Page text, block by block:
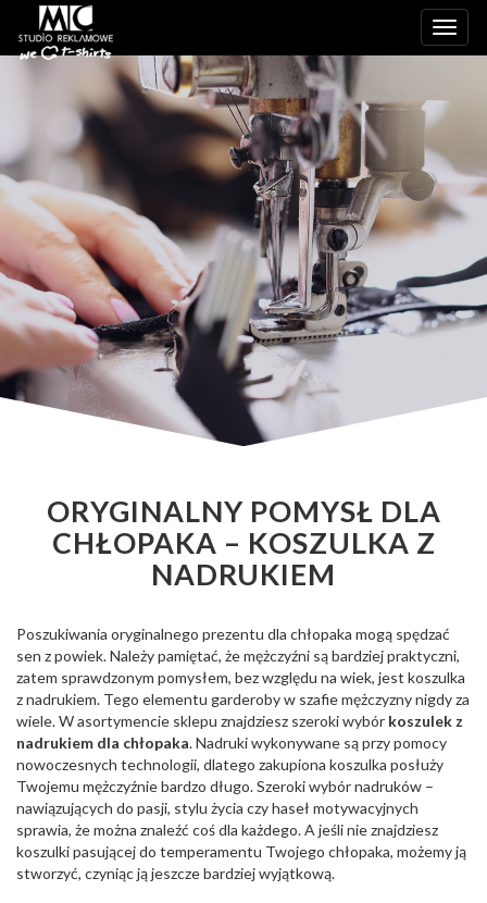
ORYGINALNY POMYSŁ DLA
CHŁOPAKA – KOSZULKA Z
NADRUKIEM
Poszukiwania oryginalnego prezentu dla chłopaka mogą spędzać
sen z powiek. Należy pamiętać, że mężczyźni są bardziej praktyczni,
zatem sprawdzonym pomysłem, bez względu na wiek, jest koszulka
z nadrukiem. Tego elementu garderoby w szafie mężczyzny nigdy za
wiele. W asortymencie sklepu znajdziesz szeroki wybór koszulek z
nadrukiem dla chłopaka. Nadruki wykonywane są przy pomocy
nowoczesnych technologii, dlatego zakupiona koszulka posłuży
Twojemu mężczyźnie bardzo długo. Szeroki wybór nadruków –
nawiązujących do pasji, stylu życia czy haseł motywacyjnych
sprawia, że można znaleźć coś dla każdego. A jeśli nie znajdziesz
koszulki pasującej do temperamentu Twojego chłopaka, możemy ją
stworzyć, czyniąc ją jeszcze bardziej wyjątkową.